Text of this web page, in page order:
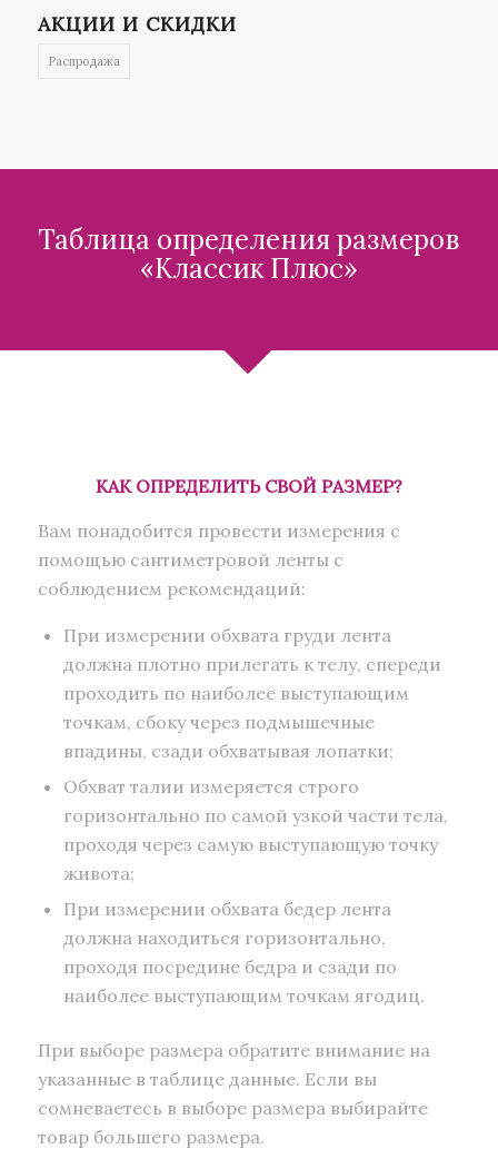
АКЦИИ И СКИДКИ
Распродажа
Таблица определения размеров
«Классик Плюс»
КАК ОПРЕДЕЛИТЬ СВОЙ РАЗМЕР?
Вам понадобится провести измерения с
помощью сантиметровой ленты с
соблюдением рекомендаций:
При измерении обхвата груди лента
должна плотно прилегать к телу, спереди
проходить по наиболее выступающим
точкам, сбоку через подмышечные
впадины, сзади обхватывая лопатки;
Обхват талии измеряется строго
горизонтально по самой узкой части тела,
проходя через самую выступающую точку
живота;
При измерении обхвата бедер лента
должна находиться горизонтально,
проходя посредине бедра и сзади по
наиболее выступающим точкам ягодиц.
При выборе размера обратите внимание на
указанные в таблице данные. Если вы
сомневаетесь в выборе размера выбирайте
товар большего размера.